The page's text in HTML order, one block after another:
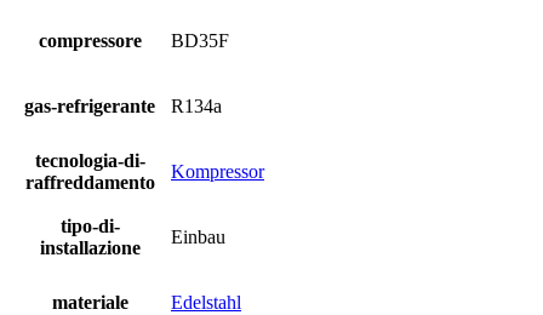
compressore BD35F
gas-refrigerante R134a
tecnologia-di-
raffreddamento
Kompressor
tipo-di-
installazione
Einbau
materiale Edelstahl